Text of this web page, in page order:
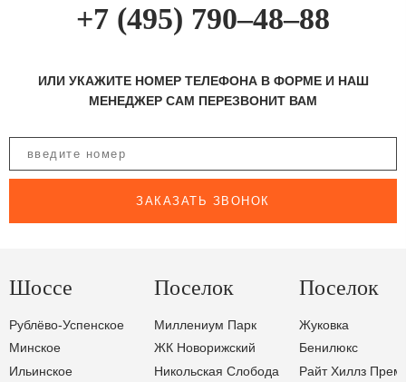
+7 (495) 790–48–88
ИЛИ УКАЖИТЕ НОМЕР ТЕЛЕФОНА В ФОРМЕ И НАШ
МЕНЕДЖЕР САМ ПЕРЕЗВОНИТ ВАМ
ЗАКАЗАТЬ ЗВОНОК
Шоссе
Рублёво-Успенское
Минское
Ильинское
Поселок
Миллениум Парк
ЖК Новорижский
Никольская Слобода
Поселок
Жуковка
Бенилюкс
Райт Хиллз